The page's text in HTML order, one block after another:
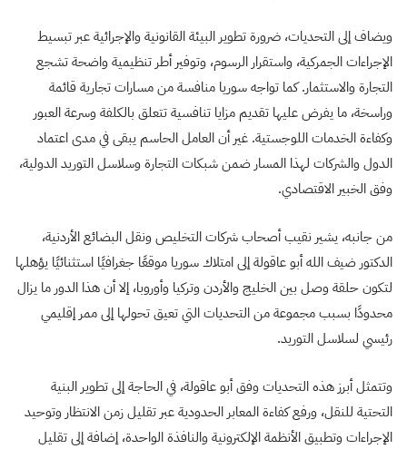
ويضاف إلى التحديات، ضرورة تطوير البيئة القانونية والإجرائية عبر تبسيط
الإجراءات الجمركية، واستقرار الرسوم، وتوفير أطر تنظيمية واضحة تشجع
التجارة والاستثمار. كما تواجه سوريا منافسة من مسارات تجارية قائمة
وراسخة، ما يفرض عليها تقديم مزايا تنافسية تتعلق بالكلفة وسرعة العبور
وكفاءة الخدمات اللوجستية. غير أن العامل الحاسم يبقى في مدى اعتماد
الدول والشركات لهذا المسار ضمن شبكات التجارة وسلاسل التوريد الدولية،
وفق الخبير الاقتصادي.
من جانبه، يشير نقيب أصحاب شركات التخليص ونقل البضائع الأردنية،
الدكتور ضيف الله أبو عاقولة إلى امتلاك سوريا موقعًا جغرافيًا استثنائيًا يؤهلها
لتكون حلقة وصل بين الخليج والأردن وتركيا وأوروبا، إلا أن هذا الدور ما يزال
محدودًا بسبب مجموعة من التحديات التي تعيق تحولها إلى ممر إقليمي
رئيسي لسلاسل التوريد.
وتتمثل أبرز هذه التحديات وفق أبو عاقولة، في الحاجة إلى تطوير البنية
التحتية للنقل، ورفع كفاءة المعابر الحدودية عبر تقليل زمن الانتظار وتوحيد
الإجراءات وتطبيق الأنظمة الإلكترونية والنافذة الواحدة، إضافة إلى تقليل